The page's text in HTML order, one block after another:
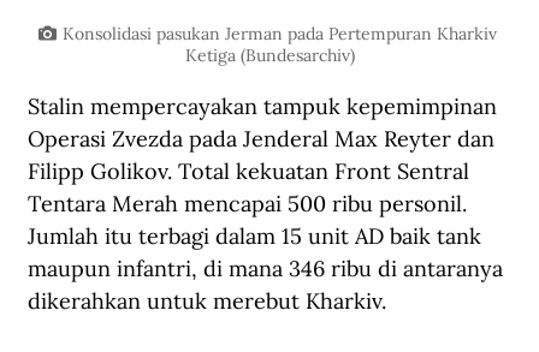
Konsolidasi pasukan Jerman pada Pertempuran Kharkiv
Ketiga (Bundesarchiv)
Stalin mempercayakan tampuk kepemimpinan
Operasi Zvezda pada Jenderal Max Reyter dan
Filipp Golikov. Total kekuatan Front Sentral
Tentara Merah mencapai 500 ribu personil.
Jumlah itu terbagi dalam 15 unit AD baik tank
maupun infantri, di mana 346 ribu di antaranya
dikerahkan untuk merebut Kharkiv.